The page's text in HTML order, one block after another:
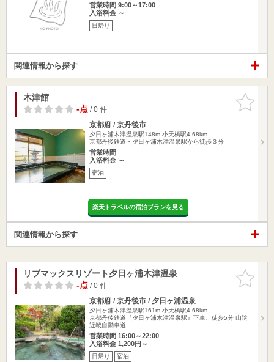
営業時間 9:00～17:00
入浴料金 ～
日帰り
関連情報から探す
お気に入
りに追加
木津館
-点/ 0 件
京都府 / 京丹後市
夕日ヶ浦木津温泉駅148m 小天橋駅4.68km
京都丹後鉄道・夕日ヶ浦木津温泉駅から徒歩３分
営業時間
入浴料金 ～
宿泊
楽天トラベルの宿泊プランを見る
関連情報から探す
お気に入
りに追加
リブマックスリゾート夕日ヶ浦木津温泉
-点/ 0 件
京都府 / 京丹後市 / 夕日ヶ浦温泉
夕日ヶ浦木津温泉駅161m 小天橋駅4.68km
京都丹後鉄道『夕日ヶ浦木津温泉駅』下車、徒歩5分 山陰
近畿自動車道…
営業時間 16:00～22:00
入浴料金 1,200円～
日帰り 宿泊